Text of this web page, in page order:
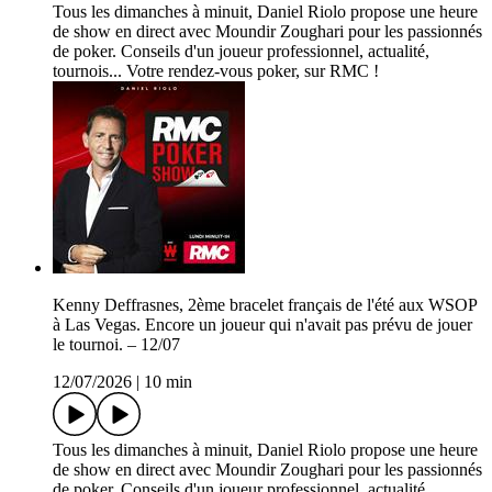
Tous les dimanches à minuit, Daniel Riolo propose une heure
de show en direct avec Moundir Zoughari pour les passionnés
de poker. Conseils d'un joueur professionnel, actualité,
tournois... Votre rendez-vous poker, sur RMC !
Kenny Deffrasnes, 2ème bracelet français de l'été aux WSOP
à Las Vegas. Encore un joueur qui n'avait pas prévu de jouer
le tournoi. – 12/07
12/07/2026
10 min
Tous les dimanches à minuit, Daniel Riolo propose une heure
de show en direct avec Moundir Zoughari pour les passionnés